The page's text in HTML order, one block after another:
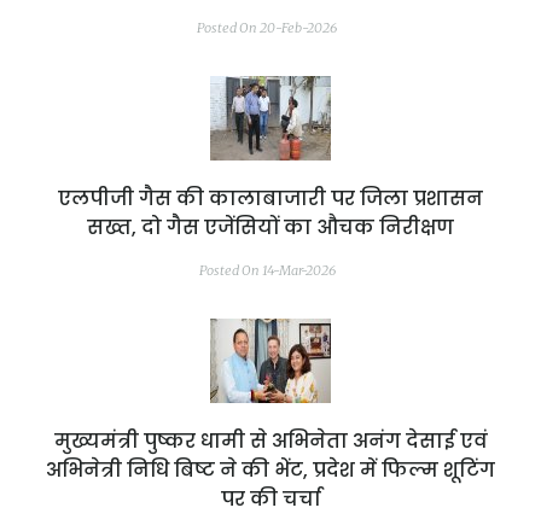
Posted On 20-Feb-2026
एलपीजी गैस की कालाबाजारी पर जिला प्रशासन
सख्त, दो गैस एजेंसियों का औचक निरीक्षण
Posted On 14-Mar-2026
मुख्यमंत्री पुष्कर धामी से अभिनेता अनंग देसाई एवं
अभिनेत्री निधि बिष्ट ने की भेंट, प्रदेश में फिल्म शूटिंग
पर की चर्चा